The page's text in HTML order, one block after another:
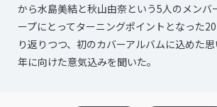
から水島美結と秋山由奈という5人のメンバ
ープにとってターニングポイントとなった
り返りつつ、初のカバーアルバムに込めた
年に向けた意気込みを聞いた。